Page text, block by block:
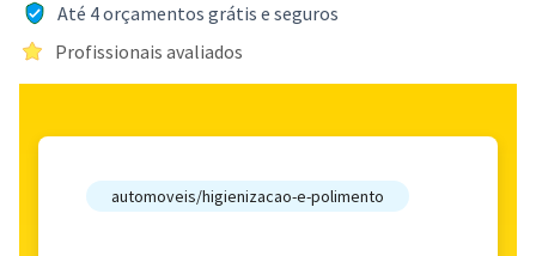
Até 4 orçamentos grátis e seguros
Profissionais avaliados
automoveis/higienizacao-e-polimento